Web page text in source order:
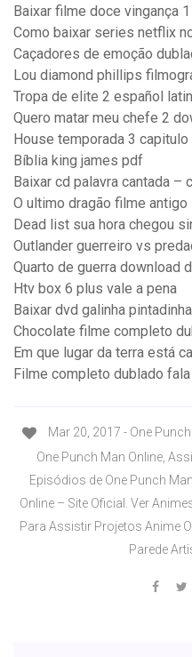
Baixar filme doce vingança
Como baixar series netflix
Caçadores de emoção
Lou diamond phillips
Tropa de elite 2 español
Quero matar meu chefe 2
House temporada 3 capitulo
Bíblia king james pdf
Baixar cd palavra cantada –
O ultimo dragão filme antigo
Dead list sua hora chegou
Outlander guerreiro vs
Quarto de guerra download
Htv box 6 plus vale a pena
Baixar dvd galinha
Chocolate filme completo
Em que lugar da terra está
Filme completo dublado
Mar 20, 2017 - One
One Punch Man Online,
Episódios de One Punch
Online – Site Oficial. Ver
Para Assistir Projetos Anime
Parede